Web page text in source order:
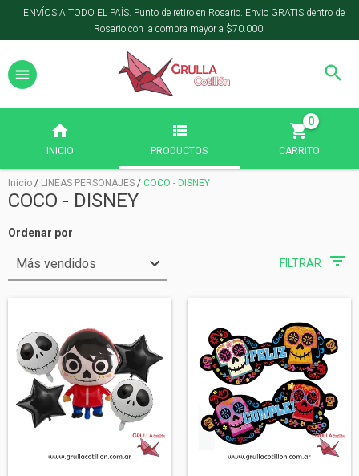
ENVÍOS A TODO EL PAÍS. Punto de retiro en Rosario. Envio GRATIS dentro de
Rosario con la compra mayor a $70.000.
INICIO PRODUCTOS CARRITO
0
Inicio / LINEAS PERSONAJES / COCO - DISNEY
COCO - DISNEY
Ordenar por
FILTRAR